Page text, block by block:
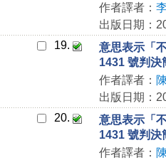
作者譯者：
出版日期：
19.
意思表示「
1431 號判決
作者譯者：
出版日期：
20.
意思表示「
1431 號判決
作者譯者：